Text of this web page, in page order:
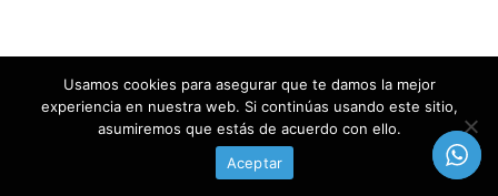
Usamos cookies para asegurar que te damos la mejor
experiencia en nuestra web. Si continúas usando este sitio,
asumiremos que estás de acuerdo con ello.
Aceptar